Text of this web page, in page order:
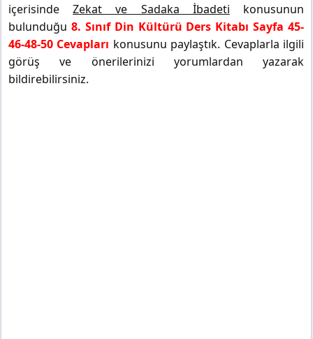
içerisindeZekat ve Sadaka İbadeti konusunun
bulunduğu 8. Sınıf Din Kültürü Ders Kitabı Sayfa 45-
46-48-50 Cevapları konusunu paylaştık. Cevaplarla ilgili
görüş ve önerilerinizi yorumlardan yazarak
bildirebilirsiniz.